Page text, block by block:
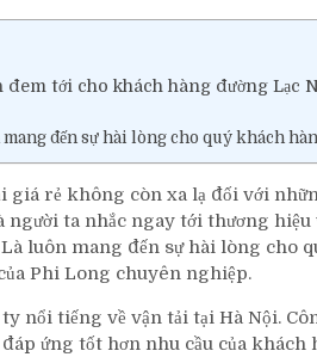
tới cho khách hàng đường Lạc
đến sự hài lòng cho quý khách
giá rẻ không còn xa lạ đối với
người ta nhắc ngay tới thương
luôn mang đến sự hài lòng cho
Phi Long chuyên nghiệp.
nổi tiếng về vận tải tại Hà Nội.
ứng tốt hơn nhu cầu của